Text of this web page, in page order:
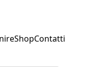
ShopContatti